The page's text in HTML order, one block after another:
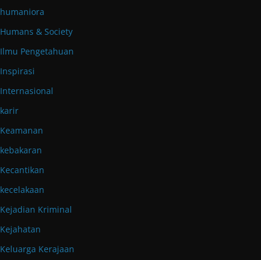
humaniora
Humans & Society
Ilmu Pengetahuan
Inspirasi
Internasional
karir
Keamanan
kebakaran
Kecantikan
kecelakaan
Kejadian Kriminal
Kejahatan
Keluarga Kerajaan